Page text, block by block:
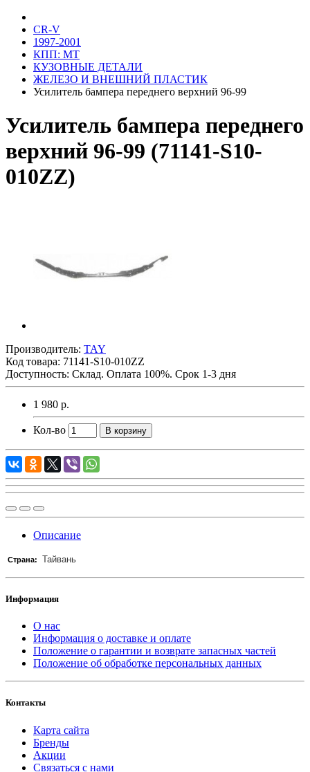
CR-V
1997-2001
КПП: MT
КУЗОВНЫЕ ДЕТАЛИ
ЖЕЛЕЗО И ВНЕШНИЙ ПЛАСТИК
Усилитель бампера переднего верхний 96-99
Усилитель бампера переднего
верхний 96-99 (71141-S10-
010ZZ)
Производитель: TAY
Код товара: 71141-S10-010ZZ
Доступность: Склад. Оплата 100%. Срок 1-3 дня
1 980 р.
Кол-во В корзину
Описание
Страна: Тайвань
Информация
О нас
Информация о доставке и оплате
Положение о гарантии и возврате запасных частей
Положение об обработке персональных данных
Контакты
Карта сайта
Бренды
Акции
Связаться с нами